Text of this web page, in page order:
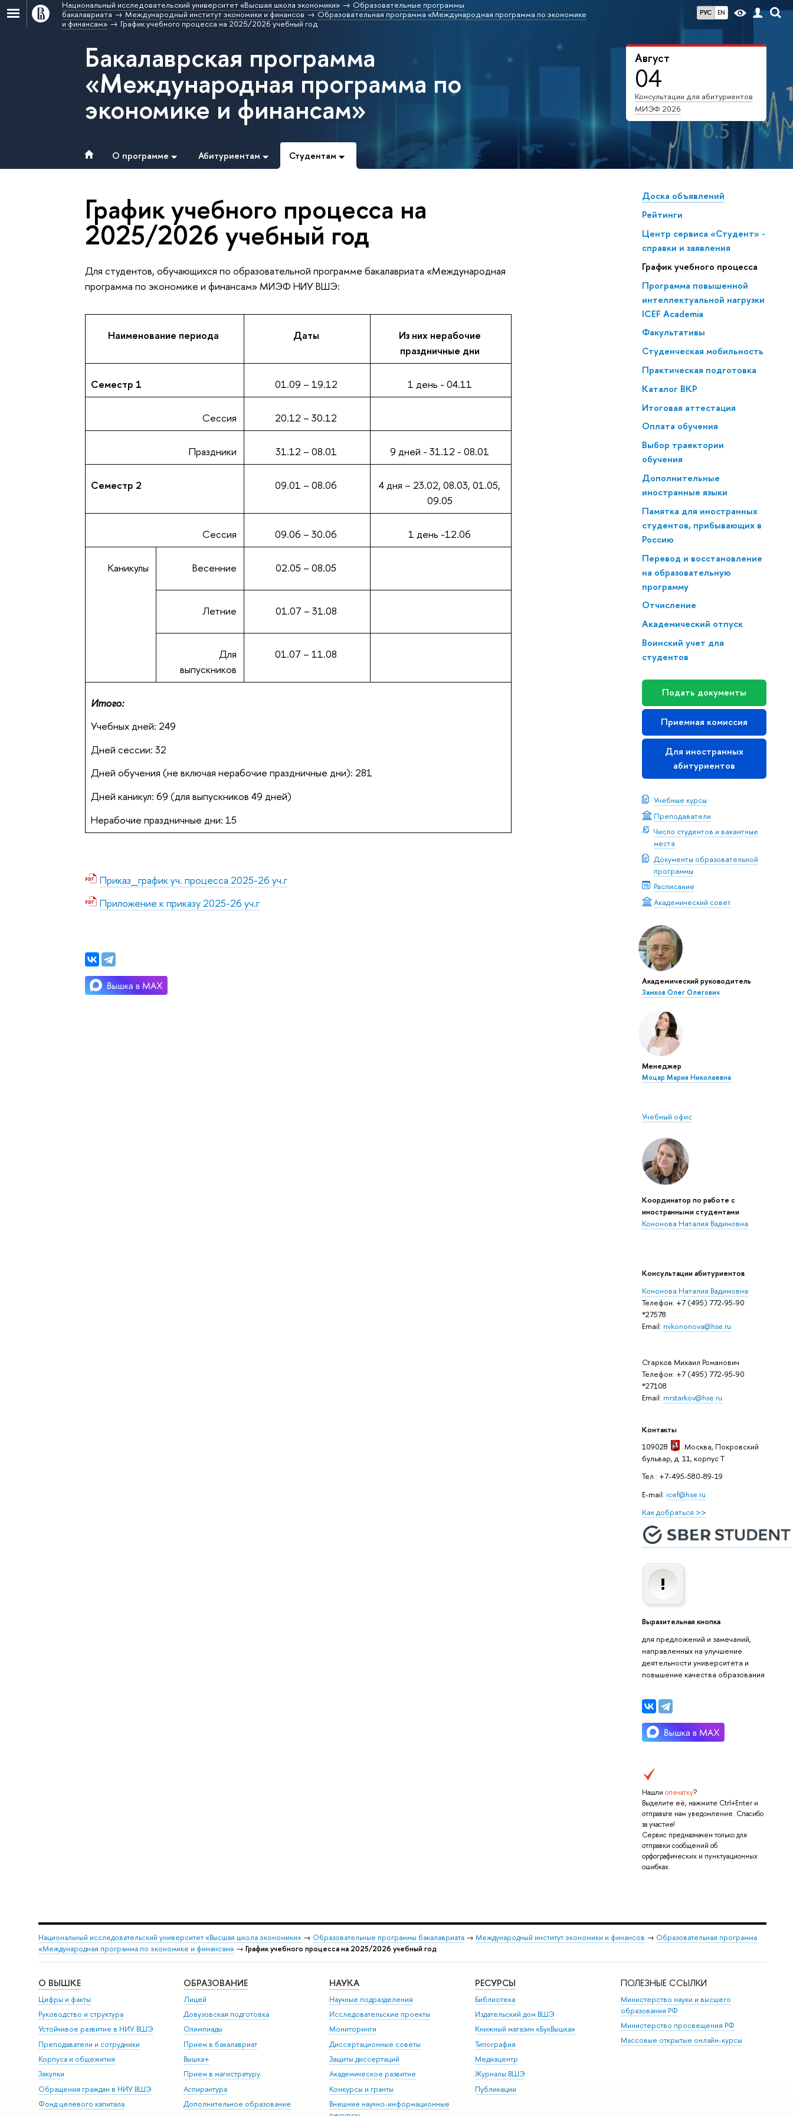
РУС EN
Национальный исследовательский университет «Высшая школа экономики»
Образовательные программы
бакалавриата
Международный институт экономики и финансов
Образовательная программа «Международная программа по экономике
и финансам»
График учебного процесса на 2025/2026 учебный год
Август
04
Консультации для абитуриентов
МИЭФ 2026
Бакалаврская программа
«Международная программа по
экономике и финансам»
О программе Абитуриентам Студентам
Доска объявлений
Рейтинги
Центр сервиса «Студент» -
справки и заявления
График учебного процесса
Программа повышенной
интеллектуальной нагрузки
ICEF Academia
Факультативы
Студенческая мобильность
Практическая подготовка
Каталог ВКР
Итоговая аттестация
Оплата обучения
Выбор траектории
обучения
Дополнительные
иностранные языки
Памятка для иностранных
студентов, прибывающих в
Россию
Перевод и восстановление
на образовательную
программу
Отчисление
Академический отпуск
Воинский учет для
студентов
Подать документы
Приемная комиссия
Для иностранных
абитуриентов
Учебные курсы
Преподаватели
Число студентов и вакантные
места
Документы образовательной
программы
Расписание
Академический совет
Академический руководитель
Замков Олег Олегович
Менеджер
Моцар Мария Николаевна
Учебный офис
Координатор по работе с
иностранными студентами
Кононова Наталия Вадимовна
Консультации абитуриентов
Кононова Наталия Вадимовна
Телефон: +7 (495) 772-95-90
*27578
Email: nvkononova@hse.ru
Старков Михаил Романович
Телефон: +7 (495) 772-95-90
*27108
Email: mrstarkov@hse.ru
Контакты
109028
Москва, Покровский
бульвар, д. 11, корпус T
Тел.: +7-495-580-89-19
E-mail: icef@hse.ru
Как добраться >>
Выразительная кнопка
для предложений и замечаний,
направленных на улучшение
деятельности университета и
повышение качества образования
Нашли опечатку?
Выделите её, нажмите Ctrl+Enter и
отправьте нам уведомление. Спасибо
за участие!
Сервис предназначен только для
отправки сообщений об
орфографических и пунктуационных
ошибках.
График учебного процесса на
2025/2026 учебный год
Для студентов, обучающихся по образовательной программе бакалавриата «Международная
программа по экономике и финансам» МИЭФ НИУ ВШЭ:
Наименование периода Даты
Из них нерабочие
праздничные дни
Семестр 1 01.09 – 19.12 1 день - 04.11
Сессия 20.12 – 30.12
Праздники 31.12 – 08.01 9 дней - 31.12 - 08.01
Семестр 2 09.01 – 08.06
4 дня – 23.02, 08.03, 01.05,
09.05
Сессия 09.06 – 30.06 1 день -12.06
Каникулы Весенние 02.05 – 08.05
Летние 01.07 – 31.08
Для
выпускников
01.07 – 11.08
Итого:
Учебных дней: 249
Дней сессии: 32
Дней обучения (не включая нерабочие праздничные дни): 281
Дней каникул: 69 (для выпускников 49 дней)
Нерабочие праздничные дни: 15
Приказ_график уч. процесса 2025-26 уч.г
Приложение к приказу 2025-26 уч.г
Национальный исследовательский университет «Высшая школа экономики» → Образовательные программы бакалавриата→ Международный институт экономики и финансов → Образовательная программа
«Международная программа по экономике и финансам» → График учебного процесса на 2025/2026 учебный год
О ВЫШКЕ
Цифры и факты
Руководство и структура
Устойчивое развитие в НИУ ВШЭ
Преподаватели и сотрудники
Корпуса и общежития
Закупки
Обращения граждан в НИУ ВШЭ
Фонд целевого капитала
ОБРАЗОВАНИЕ
Лицей
Довузовская подготовка
Олимпиады
Прием в бакалавриат
Вышка+
Прием в магистратуру
Аспирантура
Дополнительное образование
НАУКА
Научные подразделения
Исследовательские проекты
Мониторинги
Диссертационные советы
Защиты диссертаций
Академическое развитие
Конкурсы и гранты
Внешние научно-информационные
РЕСУРСЫ
Библиотека
Издательский дом ВШЭ
Книжный магазин «БукВышка»
Типография
Медиацентр
Журналы ВШЭ
Публикации
ПОЛЕЗНЫЕ ССЫЛКИ
Министерство науки и высшего
образования РФ
Министерство просвещения РФ
Массовые открытые онлайн-курсы